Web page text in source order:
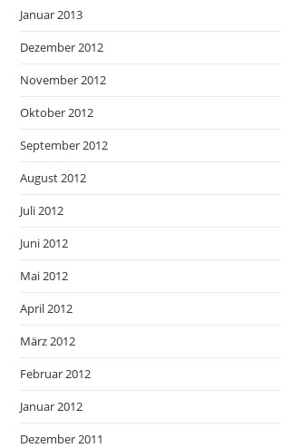
Januar 2013
Dezember 2012
November 2012
Oktober 2012
September 2012
August 2012
Juli 2012
Juni 2012
Mai 2012
April 2012
März 2012
Februar 2012
Januar 2012
Dezember 2011